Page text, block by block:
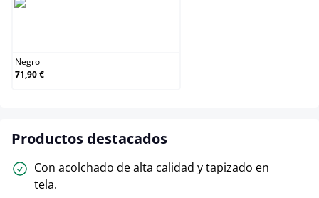
Negro
71,90 €
Productos destacados
Con acolchado de alta calidad y tapizado en
tela.